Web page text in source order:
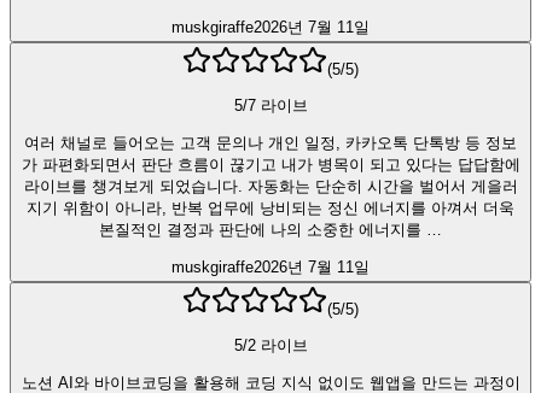
muskgiraffe2026년 7월 11일
(5/5)
5/7 라이브
여러 채널로 들어오는 고객 문의나 개인 일정, 카카오톡 단톡방 등 정보
가 파편화되면서 판단 흐름이 끊기고 내가 병목이 되고 있다는 답답함에
라이브를 챙겨보게 되었습니다. 자동화는 단순히 시간을 벌어서 게을러
지기 위함이 아니라, 반복 업무에 낭비되는 정신 에너지를 아껴서 더욱
본질적인 결정과 판단에 나의 소중한 에너지를 …
muskgiraffe2026년 7월 11일
(5/5)
5/2 라이브
노션 AI와 바이브코딩을 활용해 코딩 지식 없이도 웹앱을 만드는 과정이